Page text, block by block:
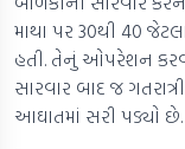
માથા પર 30થી 40
હતી. તેનું ઓપરેશન
સારવાર બાદ જ
આઘાતમાં સરી પડ્યો છે.